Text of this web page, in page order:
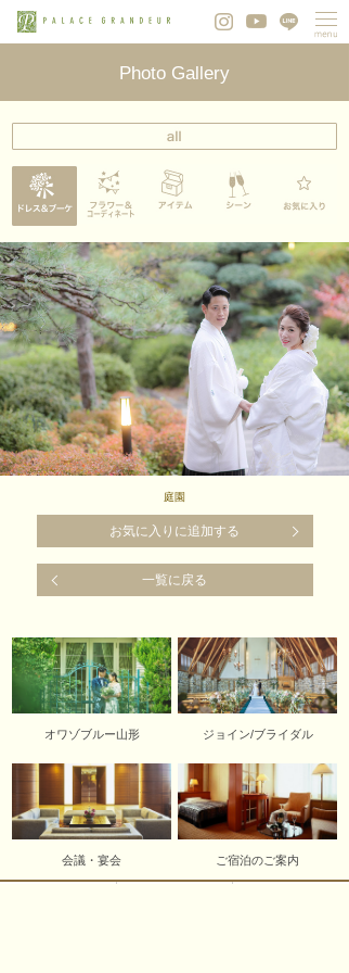
Photo Gallery
庭園
お気に入りに追加する
一覧に戻る
オワゾブルー山形 ジョイン/ブライダル
会議・宴会 ご宿泊のご案内